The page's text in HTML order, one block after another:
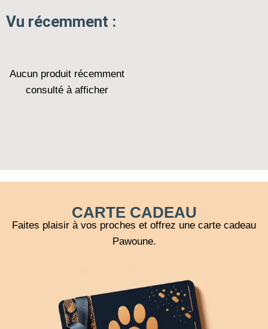
Vu récemment :
Aucun produit récemment
consulté à afficher
CARTE CADEAU
Faites plaisir à vos proches et offrez une carte cadeau
Pawoune.